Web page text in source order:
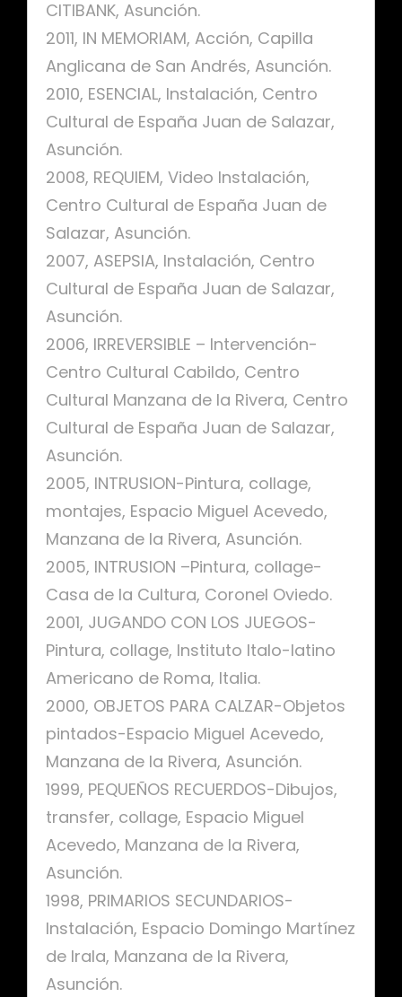
CITIBANK, Asunción.
2011, IN MEMORIAM, Acción, Capilla
Anglicana de San Andrés, Asunción.
2010, ESENCIAL, Instalación, Centro
Cultural de España Juan de Salazar,
Asunción.
2008, REQUIEM, Video Instalación,
Centro Cultural de España Juan de
Salazar, Asunción.
2007, ASEPSIA, Instalación, Centro
Cultural de España Juan de Salazar,
Asunción.
2006, IRREVERSIBLE – Intervención-
Centro Cultural Cabildo, Centro
Cultural Manzana de la Rivera, Centro
Cultural de España Juan de Salazar,
Asunción.
2005, INTRUSION-Pintura, collage,
montajes, Espacio Miguel Acevedo,
Manzana de la Rivera, Asunción.
2005, INTRUSION –Pintura, collage-
Casa de la Cultura, Coronel Oviedo.
2001, JUGANDO CON LOS JUEGOS-
Pintura, collage, Instituto Italo-latino
Americano de Roma, Italia.
2000, OBJETOS PARA CALZAR-Objetos
pintados-Espacio Miguel Acevedo,
Manzana de la Rivera, Asunción.
1999, PEQUEÑOS RECUERDOS-Dibujos,
transfer, collage, Espacio Miguel
Acevedo, Manzana de la Rivera,
Asunción.
1998, PRIMARIOS SECUNDARIOS-
Instalación, Espacio Domingo Martínez
de Irala, Manzana de la Rivera,
Asunción.